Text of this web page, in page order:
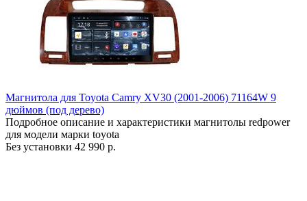
Магнитола для Toyota Camry XV30 (2001-2006) 71164W 9
дюймов (под дерево)
Подробное описание и характеристики магнитолы redpower
для модели марки toyota
Без установки 42 990 р.